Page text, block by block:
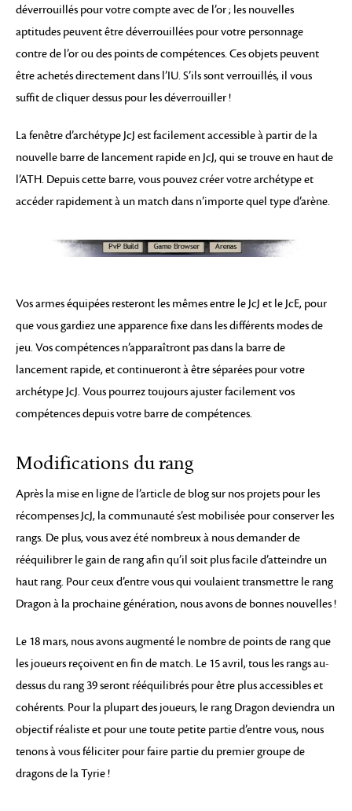
déverrouillés pour votre compte avec de l’or ; les nouvelles
aptitudes peuvent être déverrouillées pour votre personnage
contre de l’or ou des points de compétences. Ces objets peuvent
être achetés directement dans l’IU. S’ils sont verrouillés, il vous
suffit de cliquer dessus pour les déverrouiller !
La fenêtre d’archétype JcJ est facilement accessible à partir de la
nouvelle barre de lancement rapide en JcJ, qui se trouve en haut de
l’ATH. Depuis cette barre, vous pouvez créer votre archétype et
accéder rapidement à un match dans n’importe quel type d’arène.
Vos armes équipées resteront les mêmes entre le JcJ et le JcE, pour
que vous gardiez une apparence fixe dans les différents modes de
jeu. Vos compétences n’apparaîtront pas dans la barre de
lancement rapide, et continueront à être séparées pour votre
archétype JcJ. Vous pourrez toujours ajuster facilement vos
compétences depuis votre barre de compétences.
Modifications du rang
Après la mise en ligne de l’article de blog sur nos projets pour les
récompenses JcJ, la communauté s’est mobilisée pour conserver les
rangs. De plus, vous avez été nombreux à nous demander de
rééquilibrer le gain de rang afin qu’il soit plus facile d’atteindre un
haut rang. Pour ceux d’entre vous qui voulaient transmettre le rang
Dragon à la prochaine génération, nous avons de bonnes nouvelles !
Le 18 mars, nous avons augmenté le nombre de points de rang que
les joueurs reçoivent en fin de match. Le 15 avril, tous les rangs au-
dessus du rang 39 seront rééquilibrés pour être plus accessibles et
cohérents. Pour la plupart des joueurs, le rang Dragon deviendra un
objectif réaliste et pour une toute petite partie d’entre vous, nous
tenons à vous féliciter pour faire partie du premier groupe de
dragons de la Tyrie !